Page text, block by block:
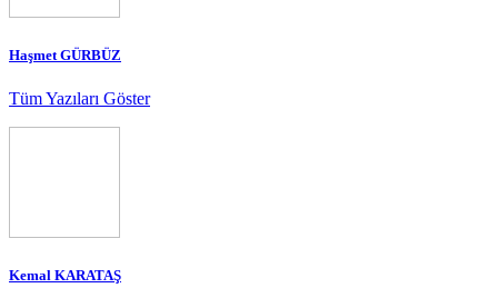
Haşmet GÜRBÜZ
Tüm Yazıları Göster
Kemal KARATAŞ